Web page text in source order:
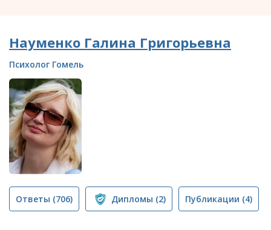
Науменко Галина Григорьевна
Психолог Гомель
Ответы (706) Дипломы (2) Публикации (4)